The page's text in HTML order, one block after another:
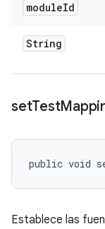
moduleId
String
setTest
public void
Establece las